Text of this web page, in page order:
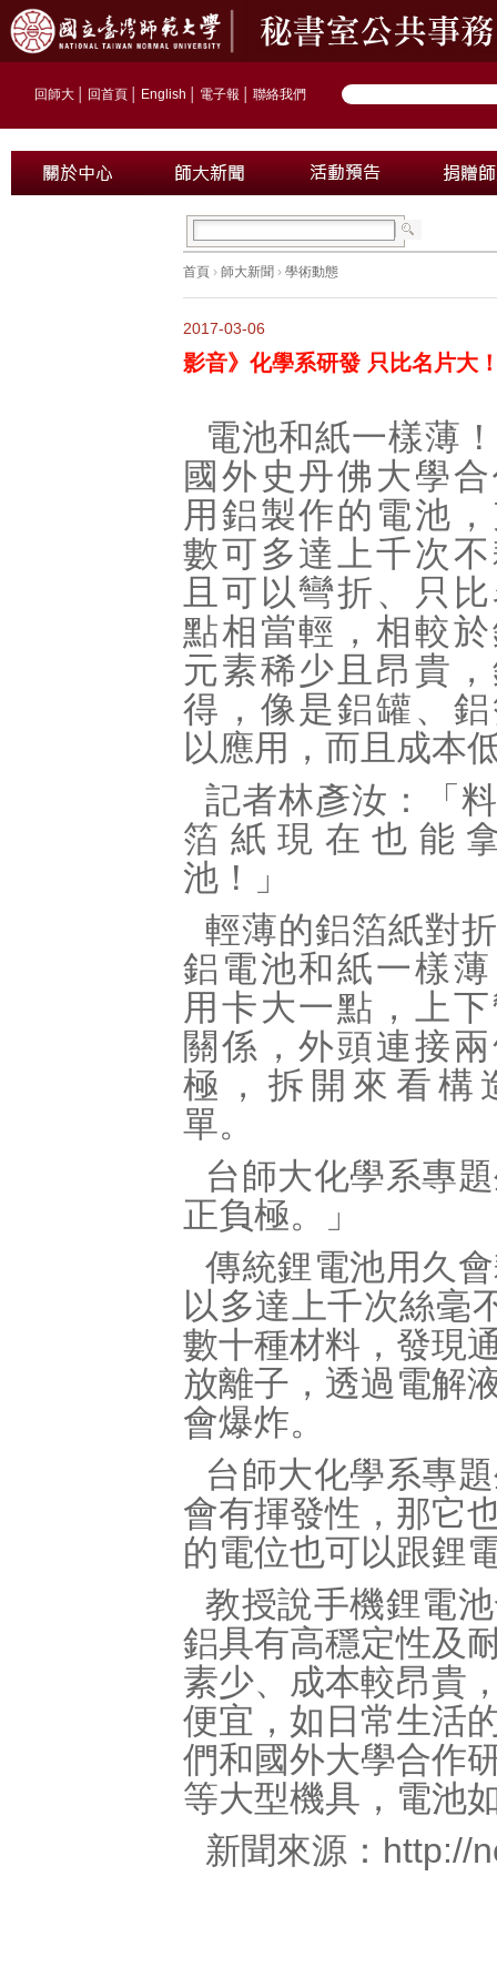
回師大 回首頁 English 電子報 聯絡我們
首頁 › 師大新聞 › 學術動態
2017-03-06
影音》化學系研發 只比名片大
電池和紙一樣薄
國外史丹佛大學
用鋁製作的電池
數可多達上千次
且可以彎折、只
點相當輕，相較
元素稀少且昂貴
得，像是鋁罐、
以應用，而且成本
記者林彥汝：「
箔紙現在也能
池！」
輕薄的鋁箔紙對
鋁電池和紙一樣
用卡大一點，上
關係，外頭連接
極，拆開來看構
單。
台師大化學系專
正負極。」
傳統鋰電池用久
以多達上千次絲毫
數十種材料，發現
放離子，透過電解
會爆炸。
台師大化學系專
會有揮發性，那它
的電位也可以跟鋰
教授說手機鋰電
鋁具有高穩定性及
素少、成本較昂貴
便宜，如日常生活
們和國外大學合作
等大型機具，電池
新聞來源：http://